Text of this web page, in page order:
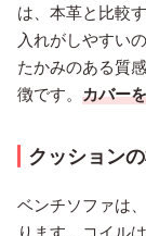
は、本革と比較
入れがしやすい
たかみのある質
徴です。 カバー
クッション
ベンチソファは